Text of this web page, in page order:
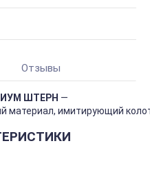
Отзывы
ШТЕРН —
материал, имитирующий